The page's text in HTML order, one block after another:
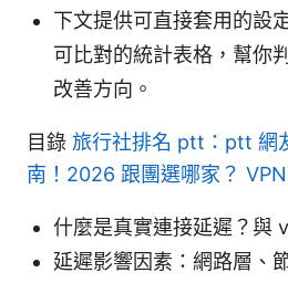
下文提供可直接套用的設
可比對的統計表格，幫你
改善方向。
目錄 旅行社排名 ptt：ptt 網
南！2026 跟團選哪家？
什麼是真實連接延遲？與
延遲影響因素：網路層、